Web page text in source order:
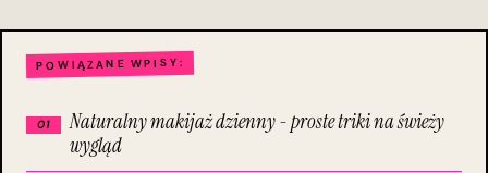
POWIĄZANE WPISY:
Naturalny makijaż dzienny - proste triki na świeży
wygląd